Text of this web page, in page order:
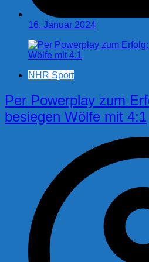
16. Januar 2024
NHR Sport
Per Powerplay zum
besiegen Wölfe mit 4:1